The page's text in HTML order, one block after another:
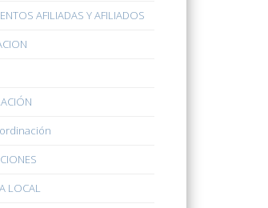
AFILIADAS Y AFILIADOS
LOCAL